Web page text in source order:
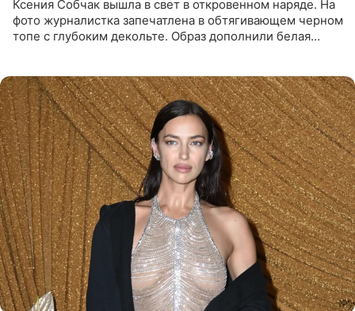
Ксения Собчак вышла в свет в откровенном наряде. На
фото журналистка запечатлена в обтягивающем черном
топе с глубоким декольте. Образ дополнили белая